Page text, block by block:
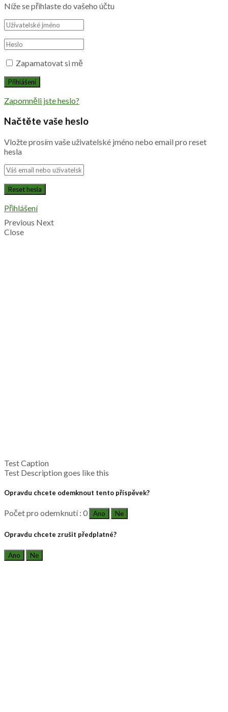
Níže se přihlaste do vašeho účtu
Zapamatovat si mě
Zapomněli jste heslo?
Načtěte vaše heslo
Vložte prosím vaše uživatelské jméno nebo email pro reset
hesla
Přihlášení
Previous Next
Close
Test Caption
Test Description goes like this
Opravdu chcete odemknout tento příspěvek?
Počet pro odemknutí : 0 Ano Ne
Opravdu chcete zrušit předplatné?
Ano Ne